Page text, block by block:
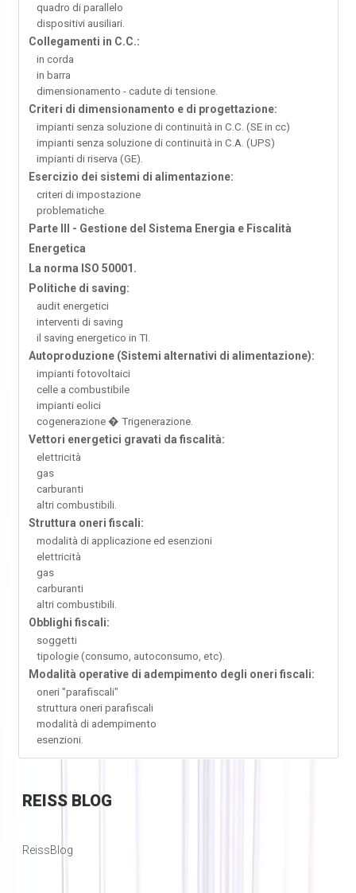
quadro di parallelo
dispositivi ausiliari.
Collegamenti in C.C.:
in corda
in barra
dimensionamento - cadute di tensione.
Criteri di dimensionamento e di progettazione:
impianti senza soluzione di continuità in C.C. (SE in cc)
impianti senza soluzione di continuità in C.A. (UPS)
impianti di riserva (GE).
Esercizio dei sistemi di alimentazione:
criteri di impostazione
problematiche.
Parte III - Gestione del Sistema Energia e Fiscalità
Energetica
La norma ISO 50001.
Politiche di saving:
audit energetici
interventi di saving
il saving energetico in TI.
Autoproduzione (Sistemi alternativi di alimentazione):
impianti fotovoltaici
celle a combustibile
impianti eolici
cogenerazione � Trigenerazione.
Vettori energetici gravati da fiscalità:
elettricità
gas
carburanti
altri combustibili.
Struttura oneri fiscali:
modalità di applicazione ed esenzioni
elettricità
gas
carburanti
altri combustibili.
Obblighi fiscali:
soggetti
tipologie (consumo, autoconsumo, etc).
Modalità operative di adempimento degli oneri fiscali:
oneri "parafiscali"
struttura oneri parafiscali
modalità di adempimento
esenzioni.
REISSBLOG
ReissBlog